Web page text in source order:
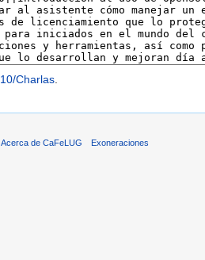
Charlas.
Acerca de CaFeLUG Exoneraciones